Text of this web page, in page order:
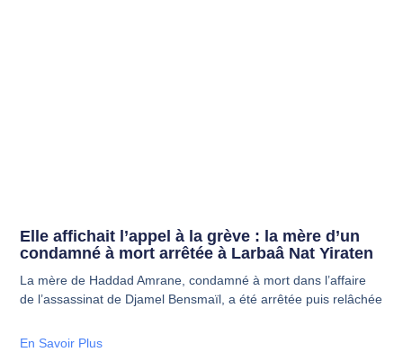
Elle affichait l’appel à la grève : la mère d’un
condamné à mort arrêtée à Larbaâ Nat Yiraten
La mère de Haddad Amrane, condamné à mort dans l’affaire
de l’assassinat de Djamel Bensmaïl, a été arrêtée puis relâchée
En Savoir Plus